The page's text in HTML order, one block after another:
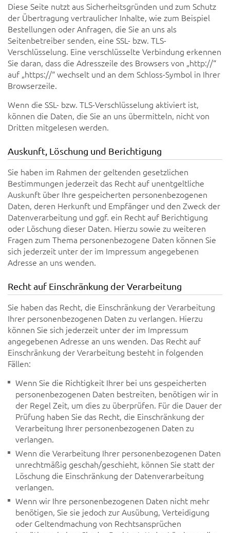
Diese Seite nutzt aus Sicherheitsgründen und zum Schutz
der Übertragung vertraulicher Inhalte, wie zum Beispiel
Bestellungen oder Anfragen, die Sie an uns als
Seitenbetreiber senden, eine SSL- bzw. TLS-
Verschlüsselung. Eine verschlüsselte Verbindung erkennen
Sie daran, dass die Adresszeile des Browsers von „http://“
auf „https://“ wechselt und an dem Schloss-Symbol in Ihrer
Browserzeile.
Wenn die SSL- bzw. TLS-Verschlüsselung aktiviert ist,
können die Daten, die Sie an uns übermitteln, nicht von
Dritten mitgelesen werden.
Auskunft, Löschung und Berichtigung
Sie haben im Rahmen der geltenden gesetzlichen
Bestimmungen jederzeit das Recht auf unentgeltliche
Auskunft über Ihre gespeicherten personenbezogenen
Daten, deren Herkunft und Empfänger und den Zweck der
Datenverarbeitung und ggf. ein Recht auf Berichtigung
oder Löschung dieser Daten. Hierzu sowie zu weiteren
Fragen zum Thema personenbezogene Daten können Sie
sich jederzeit unter der im Impressum angegebenen
Adresse an uns wenden.
Recht auf Einschränkung der Verarbeitung
Sie haben das Recht, die Einschränkung der Verarbeitung
Ihrer personenbezogenen Daten zu verlangen. Hierzu
können Sie sich jederzeit unter der im Impressum
angegebenen Adresse an uns wenden. Das Recht auf
Einschränkung der Verarbeitung besteht in folgenden
Fällen:
Wenn Sie die Richtigkeit Ihrer bei uns gespeicherten
personenbezogenen Daten bestreiten, benötigen wir in
der Regel Zeit, um dies zu überprüfen. Für die Dauer der
Prüfung haben Sie das Recht, die Einschränkung der
Verarbeitung Ihrer personenbezogenen Daten zu
verlangen.
Wenn die Verarbeitung Ihrer personenbezogenen Daten
unrechtmäßig geschah/geschieht, können Sie statt der
Löschung die Einschränkung der Datenverarbeitung
verlangen.
Wenn wir Ihre personenbezogenen Daten nicht mehr
benötigen, Sie sie jedoch zur Ausübung, Verteidigung
oder Geltendmachung von Rechtsansprüchen